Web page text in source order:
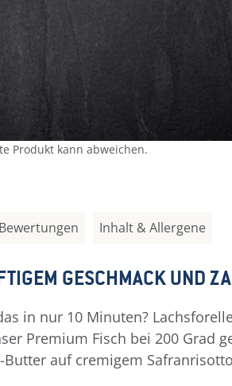
Produkt kann abweichen.
Bewertungen Inhalt & Allergene
GESCHMACK UND
in nur 10 Minuten?
Premium Fisch bei 200 Grad
auf cremigem